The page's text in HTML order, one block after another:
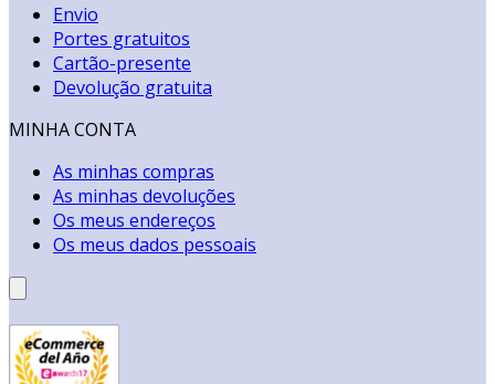
Envio
Portes gratuitos
Cartão-presente
Devolução gratuita
MINHA CONTA
As minhas compras
As minhas devoluções
Os meus endereços
Os meus dados pessoais